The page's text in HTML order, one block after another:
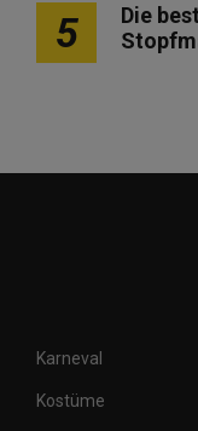
5
Die
Karneval
Kostüme